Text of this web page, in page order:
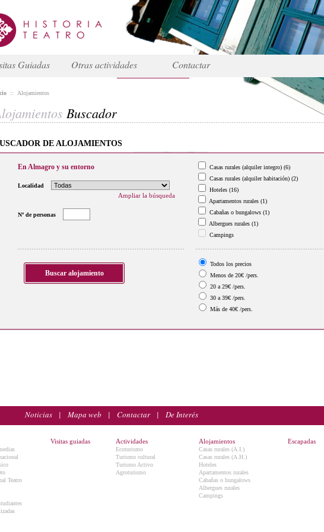
Guiadas Otras actividades Contactar
:: Alojamientos
Buscador
DE ALOJAMIENTOS
En Almagro y su entorno
Localidad
Ampliar la búsqueda
Nº de personas
Casas rurales (alquiler integro) (6)
Casas rurales (alquiler habitación) (2)
Hoteles (16)
Apartamentos rurales (1)
Cabañas o bungalows (1)
Albergues rurales (1)
Campings
Todos los precios
Menos de 20€ /pers.
20 a 29€ /pers.
30 a 39€ /pers.
Más de 40€ /pers.
Noticias | Mapa web | Contactar| De Interés
Teatro
Visitas guiadas Actividades
Ecoturismo
Turismo cultural
Turismo Activo
Agroturismo
Alojamientos
Casas rurales (A.I.)
Casas rurales (A.H.)
Hoteles
Apartamentos rurales
Cabañas o bungalows
Albergues rurales
Campings
Escapadas